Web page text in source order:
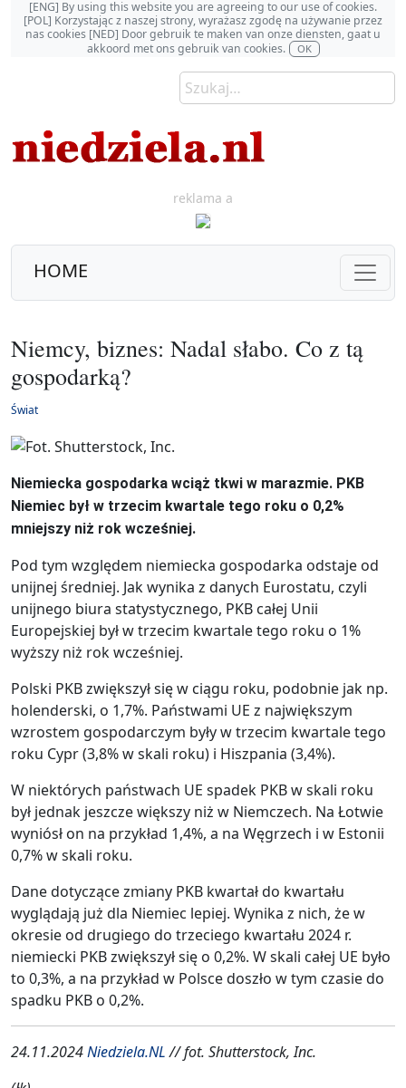
[ENG] By using this website you are agreeing to our use of cookies.
[POL] Korzystając z naszej strony, wyrażasz zgodę na używanie przez
nas cookies [NED] Door gebruik te maken van onze diensten, gaat u
akkoord met ons gebruik van cookies.
OK
reklama a
HOME
Niemcy, biznes: Nadal słabo. Co z tą
gospodarką?
Świat
Niemiecka gospodarka wciąż tkwi w marazmie. PKB
Niemiec był w trzecim kwartale tego roku o 0,2%
mniejszy niż rok wcześniej.
Pod tym względem niemiecka gospodarka odstaje od
unijnej średniej. Jak wynika z danych Eurostatu, czyli
unijnego biura statystycznego, PKB całej Unii
Europejskiej był w trzecim kwartale tego roku o 1%
wyższy niż rok wcześniej.
Polski PKB zwiększył się w ciągu roku, podobnie jak np.
holenderski, o 1,7%. Państwami UE z największym
wzrostem gospodarczym były w trzecim kwartale tego
roku Cypr (3,8% w skali roku) i Hiszpania (3,4%).
W niektórych państwach UE spadek PKB w skali roku
był jednak jeszcze większy niż w Niemczech. Na Łotwie
wyniósł on na przykład 1,4%, a na Węgrzech i w Estonii
0,7% w skali roku.
Dane dotyczące zmiany PKB kwartał do kwartału
wyglądają już dla Niemiec lepiej. Wynika z nich, że w
okresie od drugiego do trzeciego kwartału 2024 r.
niemiecki PKB zwiększył się o 0,2%. W skali całej UE było
to 0,3%, a na przykład w Polsce doszło w tym czasie do
spadku PKB o 0,2%.
24.11.2024Niedziela.NL// fot. Shutterstock, Inc.